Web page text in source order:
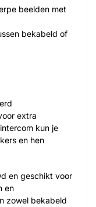
beelden met
bekabeld of
extra
kun je
en hen
en geschikt voor
en
zowel bekabeld